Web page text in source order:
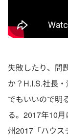
失敗したり、問
か？H.I.S.社長
でもいいので明
る。2017年10
州2017「ハウス